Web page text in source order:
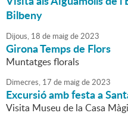
Bilbeny
Dijous, 18 de maigde2023
Girona Temps de Flors
Muntatges florals
Dimecres, 17 de maigde2023
Excursió amb festa a
Visita Museu de la Casa